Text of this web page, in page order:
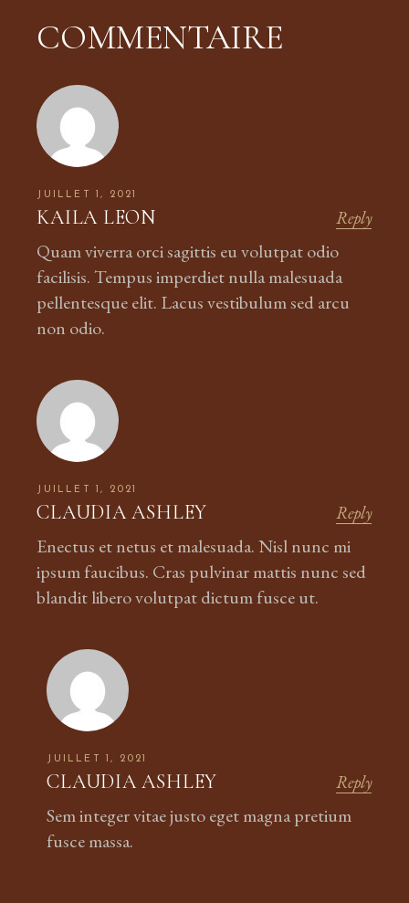
COMMENTAIRE
JUILLET 1, 2021
KAILA LEON
Quam viverra orci sagittis eu volutpat odio
facilisis. Tempus imperdiet nulla malesuada
pellentesque elit. Lacus vestibulum sed arcu
non odio.
Reply
JUILLET 1, 2021
CLAUDIA ASHLEY
Enectus et netus et malesuada. Nisl nunc mi
ipsum faucibus. Cras pulvinar mattis nunc sed
blandit libero volutpat dictum fusce ut.
Reply
JUILLET 1, 2021
CLAUDIA ASHLEY
Sem integer vitae justo eget magna pretium
fusce massa.
Reply